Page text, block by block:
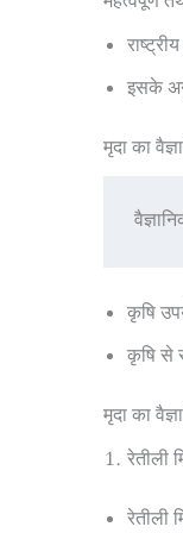
इसके
मृदा का
कृषि
कृषि से
मृदा का
रेतीली
रेतीली